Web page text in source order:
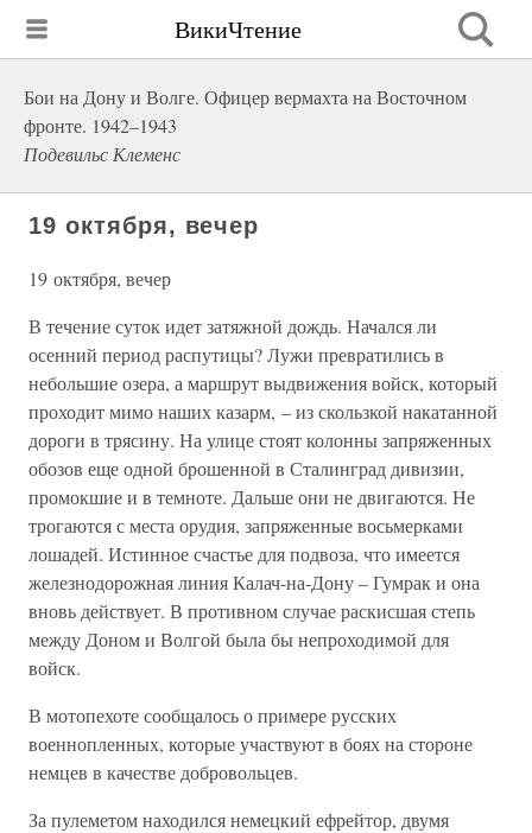
ВикиЧтение
Бои на Дону и Волге. Офицер вермахта на Восточном
фронте. 1942–1943
Подевильс Клеменс
19 октября, вечер
19 октября, вечер
В течение суток идет затяжной дождь. Начался ли
осенний период распутицы? Лужи превратились в
небольшие озера, а маршрут выдвижения войск, который
проходит мимо наших казарм, – из скользкой накатанной
дороги в трясину. На улице стоят колонны запряженных
обозов еще одной брошенной в Сталинград дивизии,
промокшие и в темноте. Дальше они не двигаются. Не
трогаются с места орудия, запряженные восьмерками
лошадей. Истинное счастье для подвоза, что имеется
железнодорожная линия Калач-на-Дону – Гумрак и она
вновь действует. В противном случае раскисшая степь
между Доном и Волгой была бы непроходимой для
войск.
В мотопехоте сообщалось о примере русских
военнопленных, которые участвуют в боях на стороне
немцев в качестве добровольцев.
За пулеметом находился немецкий ефрейтор, двумя